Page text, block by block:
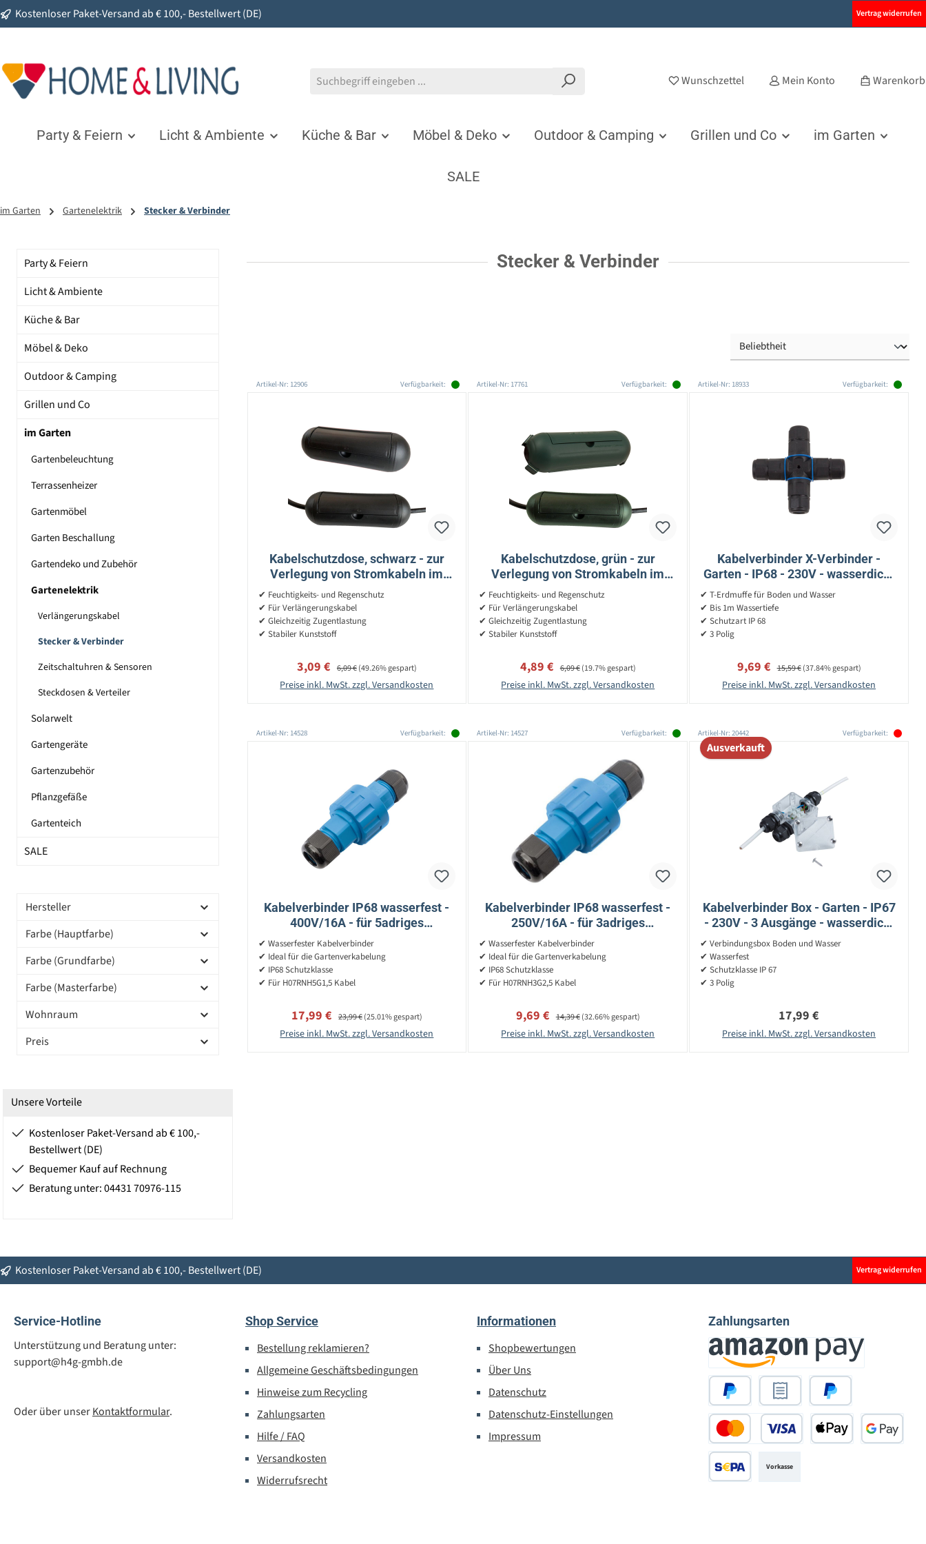
Zur Hauptnavigation springen
Kostenloser Paket-Versand ab € 100,- Bestellwert (DE) Vertrag widerrufen
Wunschzettel Mein Konto Warenkorb
Party & Feiern Licht & Ambiente Küche & Bar Möbel & Deko Outdoor & Camping Grillen und Co im Garten
SALE
im Garten Gartenelektrik Stecker & Verbinder
Party & Feiern
Licht & Ambiente
Küche & Bar
Möbel & Deko
Outdoor & Camping
Grillen und Co
im Garten
Gartenbeleuchtung
Terrassenheizer
Gartenmöbel
Garten Beschallung
Gartendeko und Zubehör
Gartenelektrik
Verlängerungskabel
Stecker & Verbinder
Zeitschaltuhren & Sensoren
Steckdosen & Verteiler
Solarwelt
Gartengeräte
Gartenzubehör
Pflanzgefäße
Gartenteich
SALE
Hersteller
Farbe (Hauptfarbe)
Farbe (Grundfarbe)
Farbe (Masterfarbe)
Wohnraum
Preis
Unsere Vorteile
Kostenloser Paket-Versand ab € 100,-
Bestellwert (DE)
Bequemer Kauf auf Rechnung
Beratung unter: 04431 70976-115
Stecker & Verbinder
Artikel-Nr: 12906 Verfügbarkeit:
Kabelschutzdose, schwarz - zur
Verlegung von Stromkabeln im
Freien (Kabelbox)
✔ Feuchtigkeits- und Regenschutz
✔ Für Verlängerungskabel
✔ Gleichzeitig Zugentlastung
✔ Stabiler Kunststoff
Verkaufspreis:
3,09 € Regulärer Preis:
6,09 €(49.26% gespart)
Preise inkl. MwSt. zzgl. Versandkosten
Artikel-Nr: 17761 Verfügbarkeit:
Kabelschutzdose, grün - zur
Verlegung von Stromkabeln im
Freien (Kabelbox)
✔ Feuchtigkeits- und Regenschutz
✔ Für Verlängerungskabel
✔ Gleichzeitig Zugentlastung
✔ Stabiler Kunststoff
Verkaufspreis:
4,89 € Regulärer Preis:
6,09 €(19.7% gespart)
Preise inkl. MwSt. zzgl. Versandkosten
Artikel-Nr: 18933 Verfügbarkeit:
Kabelverbinder X-Verbinder -
Garten - IP68 - 230V - wasserdicht
bis 1m - 3 polig
✔ T-Erdmuffe für Boden und Wasser
✔ Bis 1m Wassertiefe
✔ Schutzart IP 68
✔ 3 Polig
Verkaufspreis:
9,69 € Regulärer Preis:
15,59 € (37.84% gespart)
Preise inkl. MwSt. zzgl. Versandkosten
Artikel-Nr: 14528 Verfügbarkeit:
Kabelverbinder IP68 wasserfest -
400V/16A - für 5adriges
H07RNF5G1,5 Kabel -
Gartenelektro
✔ Wasserfester Kabelverbinder
✔ Ideal für die Gartenverkabelung
✔ IP68 Schutzklasse
✔ Für H07RNH5G1,5 Kabel
Verkaufspreis:
17,99 € Regulärer Preis:
23,99 €(25.01% gespart)
Preise inkl. MwSt. zzgl. Versandkosten
Artikel-Nr: 14527 Verfügbarkeit:
Kabelverbinder IP68 wasserfest -
250V/16A - für 3adriges
H07RNF3G2,5 Kabel -
Gartenelektro
✔ Wasserfester Kabelverbinder
✔ Ideal für die Gartenverkabelung
✔ IP68 Schutzklasse
✔ Für H07RNH3G2,5 Kabel
Verkaufspreis:
9,69 € Regulärer Preis:
14,39 €(32.66% gespart)
Preise inkl. MwSt. zzgl. Versandkosten
Artikel-Nr: 20442 Verfügbarkeit:
Ausverkauft
Kabelverbinder Box - Garten - IP67
- 230V - 3 Ausgänge - wasserdicht
bis 1m - 3 polig - 125x40x64
✔ Verbindungsbox Boden und Wasser
✔ Wasserfest
✔ Schutzklasse IP 67
✔ 3 Polig
Regulärer Preis:
17,99 €
Preise inkl. MwSt. zzgl. Versandkosten
Kostenloser Paket-Versand ab € 100,- Bestellwert (DE) Vertrag widerrufen
Service-Hotline
Unterstützung und Beratung unter:
support@h4g-gmbh.de
Oder über unserKontaktformular.
Shop Service
Bestellung reklamieren?
Allgemeine Geschäftsbedingungen
Hinweise zum Recycling
Zahlungsarten
Hilfe / FAQ
Versandkosten
Widerrufsrecht
Informationen
Shopbewertungen
Über Uns
Datenschutz
Datenschutz-Einstellungen
Impressum
Zahlungsarten
Vorkasse
Amazon Pay
PayPal RechnungskaufSpäter Bezahlen
Kredit- oder Debitkarte